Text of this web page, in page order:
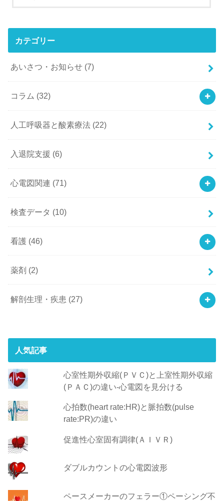
カテゴリー
あいさつ・お知らせ (7)
コラム (32)
人工呼吸器と酸素療法 (22)
入退院支援 (6)
心電図関連 (71)
検査データ (10)
看護 (46)
薬剤 (2)
解剖生理・疾患 (27)
人気記事
心室性期外収縮(ＰＶＣ)と上室性期外収縮
(ＰＡＣ)の違い-心電図を見分ける
心拍数(heart rate:HR)と脈拍数(pulse
rate:PR)の違い
促進性心室固有調律(ＡＩＶＲ)
ダブルカウントの心電図波形
ペースメーカーのフェラー①ペーシング不